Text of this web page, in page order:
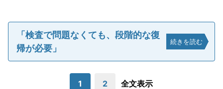
「検査で問題なくても、段階的な復
帰が必要」
続きを読む
1 2 全文表示